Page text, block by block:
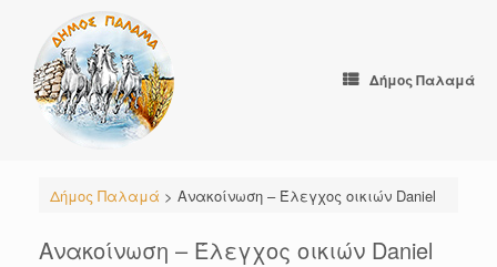
content
Δήμος Παλαμά
Δήμος Παλαμά > Ανακοίνωση – Έλεγχος οικιών Daniel
Ανακοίνωση – Έλεγχος οικιών Daniel